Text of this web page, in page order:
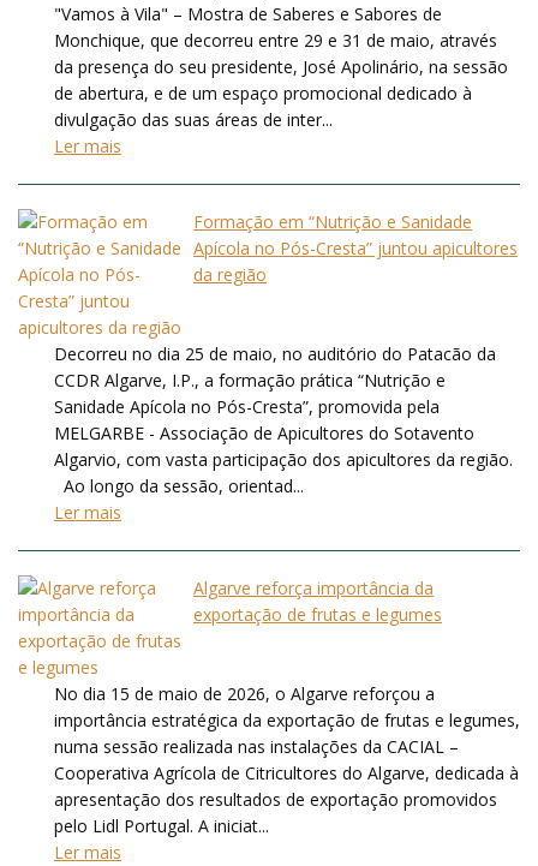
"Vamos à Vila" – Mostra de Saberes e Sabores de
Monchique, que decorreu entre 29 e 31 de maio, através
da presença do seu presidente, José Apolinário, na sessão
de abertura, e de um espaço promocional dedicado à
divulgação das suas áreas de inter...
Ler mais
Formação em “Nutrição e Sanidade
Apícola no Pós-Cresta” juntou apicultores
da região
Decorreu no dia 25 de maio, no auditório do Patacão da
CCDR Algarve, I.P., a formação prática “Nutrição e
Sanidade Apícola no Pós-Cresta”, promovida pela
MELGARBE - Associação de Apicultores do Sotavento
Algarvio, com vasta participação dos apicultores da região.
Ao longo da sessão, orientad...
Ler mais
Algarve reforça importância da
exportação de frutas e legumes
No dia 15 de maio de 2026, o Algarve reforçou a
importância estratégica da exportação de frutas e legumes,
numa sessão realizada nas instalações da CACIAL –
Cooperativa Agrícola de Citricultores do Algarve, dedicada à
apresentação dos resultados de exportação promovidos
pelo Lidl Portugal. A iniciat...
Ler mais